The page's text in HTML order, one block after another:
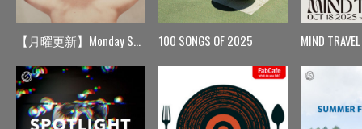
【月曜更新】Monday Spin 100 SONGS OF 2025 MIND TRAVEL